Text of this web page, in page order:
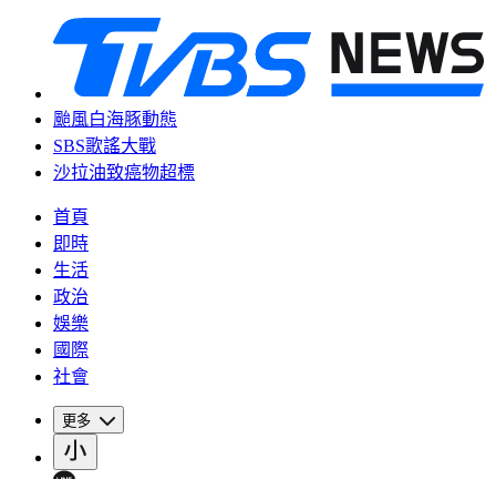
颱風白海豚動態
SBS歌謠大戰
沙拉油致癌物超標
首頁
即時
生活
政治
娛樂
國際
社會
更多